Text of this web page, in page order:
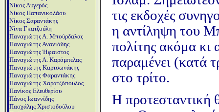
Νίκος Λυγερός
Νίκος Παπανικολάου
Νίκος Σαραντάκης
Νίνα Γκατζούλη
Παναγιώτης Α. Μπούρδαλας
Παναγιώτης Ανανιάδης
Παναγιώτης Ήφαιστος
Παναγιώτης Α. Καράμπελας
Παναγιώτης Καρτσωνάκης
Παναγιώτης Φαραντάκης
Παναγιώτης Χαρατζόπουλος
Πανίκος Ελευθερίου
Πάνος Ιωαννίδης
Πασχάλης Χριστοδούλου
τις εκδοχές
η αντίληψη του
πολίτης ακόμα κι
παραμένει (κατά
στο τρίτο.
Η προτεσταντική